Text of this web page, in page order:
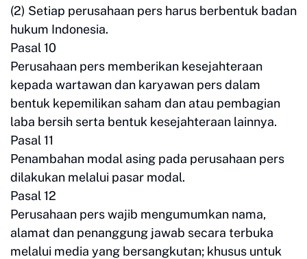
(2) Setiap perusahaan pers harus berbentuk badan
hukum Indonesia.
Pasal 10
Perusahaan pers memberikan kesejahteraan
kepada wartawan dan karyawan pers dalam
bentuk kepemilikan saham dan atau pembagian
laba bersih serta bentuk kesejahteraan lainnya.
Pasal 11
Penambahan modal asing pada perusahaan pers
dilakukan melalui pasar modal.
Pasal 12
Perusahaan pers wajib mengumumkan nama,
alamat dan penanggung jawab secara terbuka
melalui media yang bersangkutan; khusus untuk